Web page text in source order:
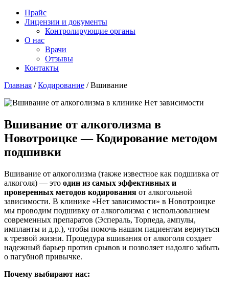
Прайс
Лицензии и документы
Контролирующие органы
О нас
Врачи
Отзывы
Контакты
Главная /Кодирование /Вшивание
Вшивание от алкоголизма в
Новотроицке — Кодирование методом
подшивки
Вшивание от алкоголизма (также известное как подшивка от
алкоголя) — это один из самых эффективных и
проверенных методов кодирования от алкогольной
зависимости. В клинике «Нет зависимости» в Новотроицке
мы проводим подшивку от алкоголизма с использованием
современных препаратов (Эспераль, Торпеда, ампулы,
импланты и д.р.), чтобы помочь нашим пациентам вернуться
к трезвой жизни. Процедура вшивания от алкоголя создает
надежный барьер против срывов и позволяет надолго забыть
о пагубной привычке.
Почему выбирают нас: